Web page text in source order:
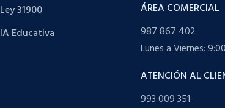
Ley 31900
IA Educativa
ÁREA COMERCIAL
987 867 402
Lunes a Viernes:
ATENCIÓN AL
993 009 351